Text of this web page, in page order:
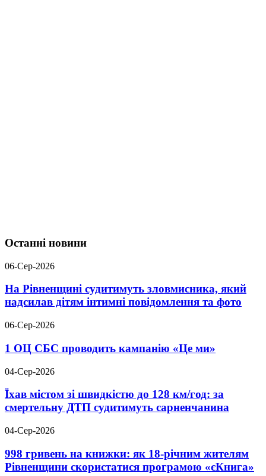
Останні новини
06-Сер-2026
На Рівненщині судитимуть зловмисника, який
надсилав дітям інтимні повідомлення та фото
06-Сер-2026
1 ОЦ СБС проводить кампанію «Це ми»
04-Сер-2026
Їхав містом зі швидкістю до 128 км/год: за
смертельну ДТП судитимуть сарненчанина
04-Сер-2026
998 гривень на книжки: як 18-річним жителям
Рівненщини скористатися програмою «єКнига»